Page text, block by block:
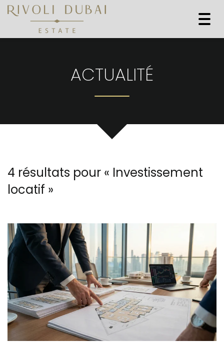
ACTUALITÉ
4 résultats pour « Investissement
locatif »